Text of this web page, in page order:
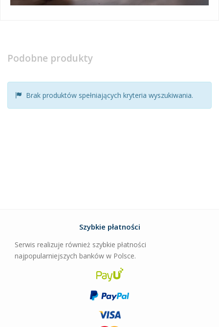
Podobne produkty
Brak produktów spełniających kryteria wyszukiwania.
Szybkie płatności
Serwis realizuje również szybkie płatności
najpopularniejszych banków w Polsce.